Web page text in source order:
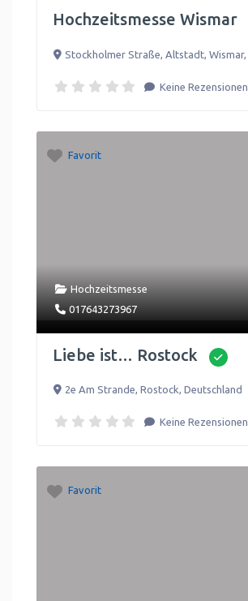
Hochzeitsmesse Wismar
Stockholmer Straße, Altstadt, Wismar,
Keine Rezensionen
Favorit
Hochzeitsmesse
017643273967
Liebe ist… Rostock
2e Am Strande, Rostock, Deutschland
Keine Rezensionen
Favorit